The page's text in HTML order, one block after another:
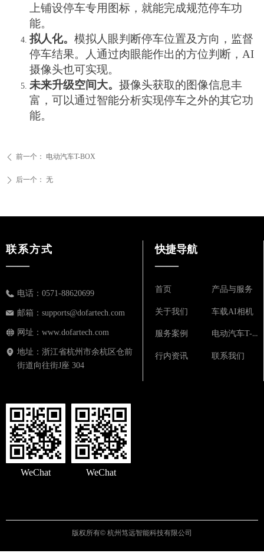
ꄴ 前一个： 电动汽车T-BOX
ꄲ 后一个： 无
上铺设停车专用图标，就能完成规范停车功
能。
拟人化。 模拟人眼判断停车位置及方向，监督
停车结果。人通过肉眼能作出的方位判断， AI
摄像头也可实现。
未来升级空间大。 摄像头获取的图像信息丰
富，可以通过智能分析实现停车之外的其它功
能。
联系方式
——
电话： 0571-88620699
邮箱： supports@dofartech.com
网址： www.dofartech.com
地址： 浙江省杭州市余杭区仓前
街道向往街J座 304
快捷导航
——
产品与服务
车载AI相机
电动汽车T-BOX
联系我们
首页
关于我们
服务案例
行内资讯
WeChat WeChat
版权所有© 杭州笃远智能科技有限公司